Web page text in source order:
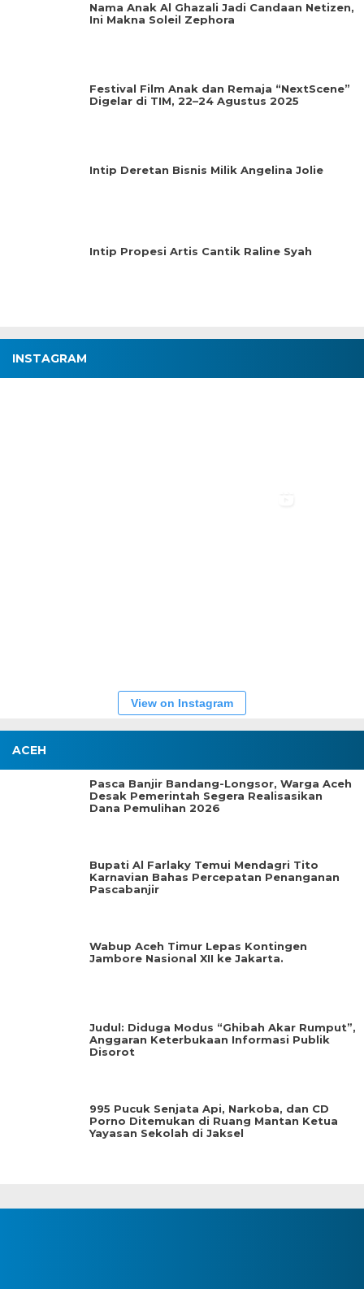
Nama Anak Al Ghazali Jadi Candaan Netizen,
Ini Makna Soleil Zephora
Festival Film Anak dan Remaja “NextScene”
Digelar di TIM, 22–24 Agustus 2025
Intip Deretan Bisnis Milik Angelina Jolie
Intip Propesi Artis Cantik Raline Syah
INSTAGRAM
View on Instagram
ACEH
Pasca Banjir Bandang-Longsor, Warga Aceh
Desak Pemerintah Segera Realisasikan
Dana Pemulihan 2026
Bupati Al Farlaky Temui Mendagri Tito
Karnavian Bahas Percepatan Penanganan
Pascabanjir
Wabup Aceh Timur Lepas Kontingen
Jambore Nasional XII ke Jakarta.
Judul: Diduga Modus “Ghibah Akar Rumput”,
Anggaran Keterbukaan Informasi Publik
Disorot
995 Pucuk Senjata Api, Narkoba, dan CD
Porno Ditemukan di Ruang Mantan Ketua
Yayasan Sekolah di Jaksel